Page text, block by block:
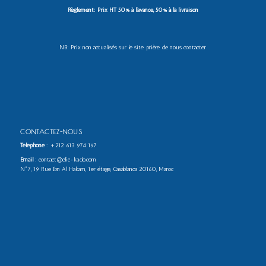
Règlement: Prix HT 50% à l’avance, 50% à la livraison
NB: Prix non actualisés sur le site. prière de nous contacter
CONTACTEZ-NOUS
Téléphone: +212 613 974 197
Email : contact@clic-kado.com
N°7, 19 Rue Ibn Al Hakam, 1er étage, Casablanca 20160, Maroc